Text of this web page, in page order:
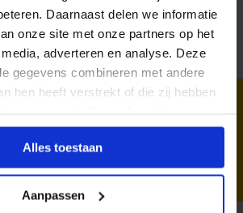
Daarnaast delen we informatie
onze site met onze partners op het
adverteren en analyse. Deze
gegevens combineren met andere
hen heeft verstrekt of die zij hebben
Alles toestaan
Aanpassen
klanten raden jou aan bij ons te
de onafhankelijke reviews)